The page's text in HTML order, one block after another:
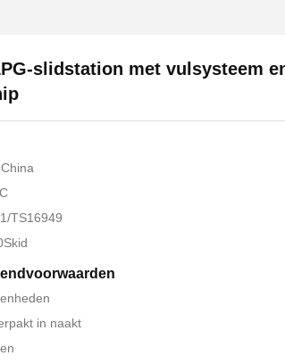
slidstation met vulsysteem
TS16949
in naakt